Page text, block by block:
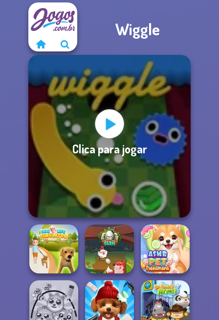
Wiggle
Clica para jogar
Dog Life
Simulator
Egg Farm
ASMR Pet
Treatment